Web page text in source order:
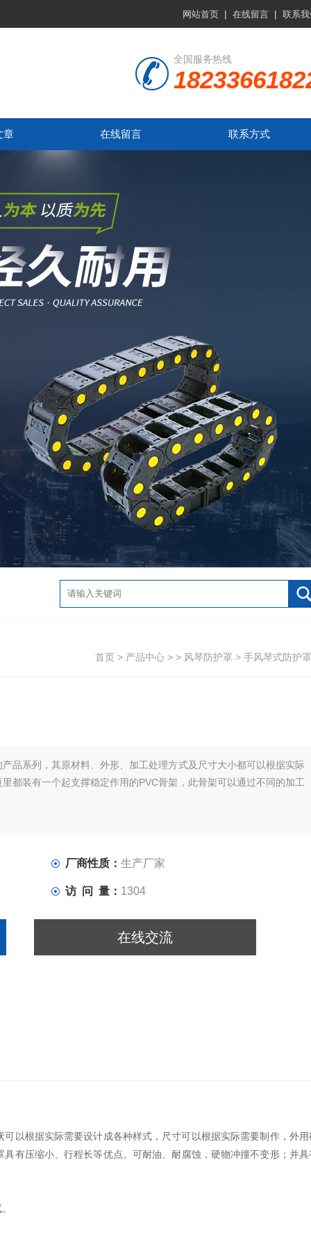
网站首页 | 在线留言 | 联系
全国服务热线
章 在线留言 联系方式
首页 > 产品中心 > > 风琴防护罩 > 手风琴式防护罩
品系列，其原材料、外形、加工处理方式及尺寸大小都可以根据实际
都装有一个起支撑稳定作用的PVC骨架，此骨架可以通过不同的加工
厂商性质： 生产厂家
访 问 量： 1304
在线交流
以根据实际需要设计成各种样式，尺寸可以根据实际需要制作，外用
有压缩小、行程长等优点。可耐油、耐腐蚀，硬物冲撞不变形；并具